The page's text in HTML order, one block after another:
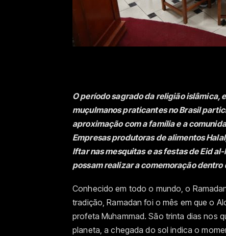
O período sagrado da religião islâmica,
muçulmanos praticantes no Brasil
aproximação com a família e a
Empresas produtoras de alimentos
Iftar nas mesquitas e as festas de Eid
possam realizar a comemoração dentro
Conhecido em todo o mundo, o
tradição, Ramadan foi o mês em que o
profeta Muhammad. São trinta dias nos
planeta, a chegada do sol indica o